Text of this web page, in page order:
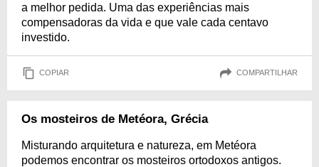
a melhor pedida. Uma das experiências mais
compensadoras da vida e que vale cada centavo
investido.
COPIAR COMPARTILHAR
Os mosteiros de Metéora, Grécia
Misturando arquitetura e natureza, em Metéora
podemos encontrar os mosteiros ortodoxos antigos.